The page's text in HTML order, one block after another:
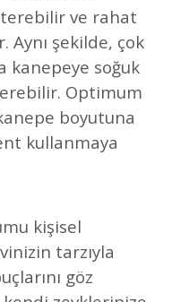
ve rahat
Aynı şekilde, çok
kanepeye soğuk
Optimum
boyutuna
kullanmaya
kişisel
tarzıyla
göz